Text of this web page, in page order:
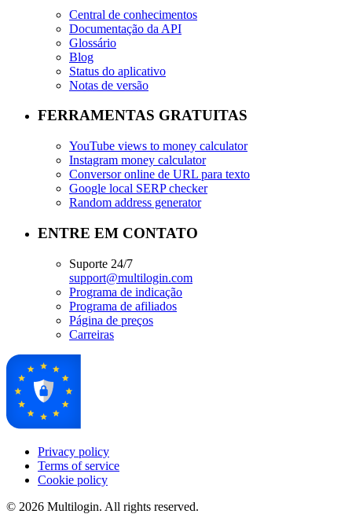
Central de conhecimentos
Documentação da API
Glossário
Blog
Status do aplicativo
Notas de versão
FERRAMENTAS GRATUITAS
YouTube views to money calculator
Instagram money calculator
Conversor online de URL para texto
Google local SERP checker
Random address generator
ENTRE EM CONTATO
Suporte 24/7
support@multilogin.com
Programa de indicação
Programa de afiliados
Página de preços
Carreiras
Privacy policy
Terms of service
Cookie policy
© 2026 Multilogin. All rights reserved.